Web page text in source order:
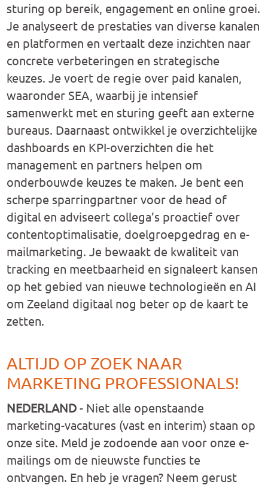
sturing op bereik, engagement en online groei.
Je analyseert de prestaties van diverse kanalen
en platformen en vertaalt deze inzichten naar
concrete verbeteringen en strategische
keuzes. Je voert de regie over paid kanalen,
waaronder SEA, waarbij je intensief
samenwerkt met en sturing geeft aan externe
bureaus. Daarnaast ontwikkel je overzichtelijke
dashboards en KPI-overzichten die het
management en partners helpen om
onderbouwde keuzes te maken. Je bent een
scherpe sparringpartner voor de head of
digital en adviseert collega’s proactief over
contentoptimalisatie, doelgroepgedrag en e-
mailmarketing. Je bewaakt de kwaliteit van
tracking en meetbaarheid en signaleert kansen
op het gebied van nieuwe technologieën en AI
om Zeeland digitaal nog beter op de kaart te
zetten.
ALTIJD OP ZOEK NAAR
MARKETING PROFESSIONALS!
NEDERLAND - Niet alle openstaande
marketing-vacatures (vast en interim) staan op
onze site. Meld je zodoende aan voor onze e-
mailings om de nieuwste functies te
ontvangen. En heb je vragen? Neem gerust